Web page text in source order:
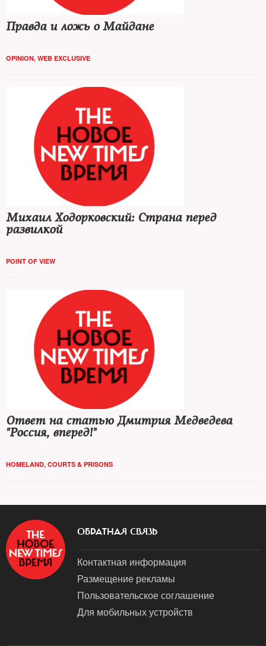
Правда и ложь о Майдане
OPINION, WEB EXCLUSIVE
Михаил Ходорковский: Страна перед
развилкой
POINT OF VIEW
Ответ на статью Дмитрия Медведева
"Россия, вперед!"
HOMELAND, COURTS & PRISONS
ОБРАТНАЯ СВЯЗЬ
Контактная информация
Размещение рекламы
Пользовательское соглашение
Для мобильных устройств